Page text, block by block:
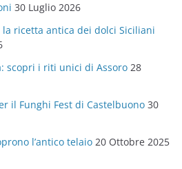
30 Luglio 2026
ricetta antica dei dolci Siciliani
scopri i riti unici di Assoro 28
il Funghi Fest di Castelbuono 30
l’antico telaio 20 Ottobre 2025